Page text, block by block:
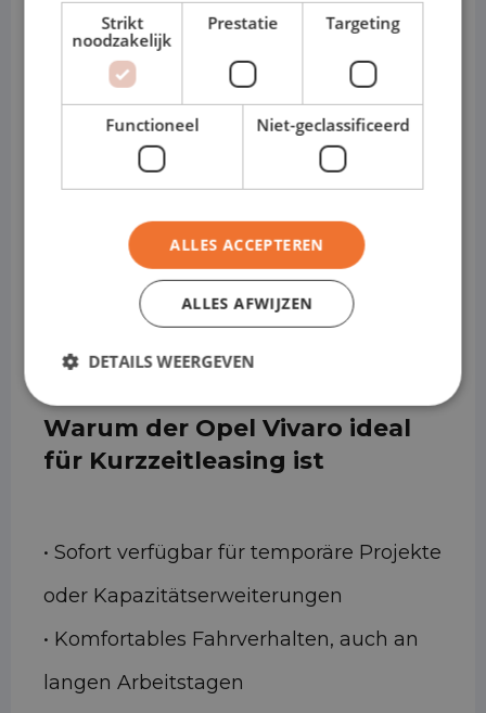
nach Ausführung)
• Motoren (Diesel): 1,5 / 2,0 CDTi 100, 120,
150 PS
• Elektrisch: Vivaro-e, vollelektrisch für
emissionsfreie Zonen
• Getriebe: manuell oder automatisch
• Varianten: Kompakt / Standard / Lang
• Fahrerhaus: Kastenwagen /
Doppelkabine
Warum der Opel Vivaro ideal
für Kurzzeitleasing ist
• Sofort verfügbar für temporäre Projekte
oder Kapazitätserweiterungen
• Komfortables Fahrverhalten, auch an
langen Arbeitstagen
Strikt
noodzakelijk
Prestatie Targeting
Functioneel Niet-geclassificeerd
ALLES ACCEPTEREN
ALLES AFWIJZEN
DETAILS WEERGEVEN